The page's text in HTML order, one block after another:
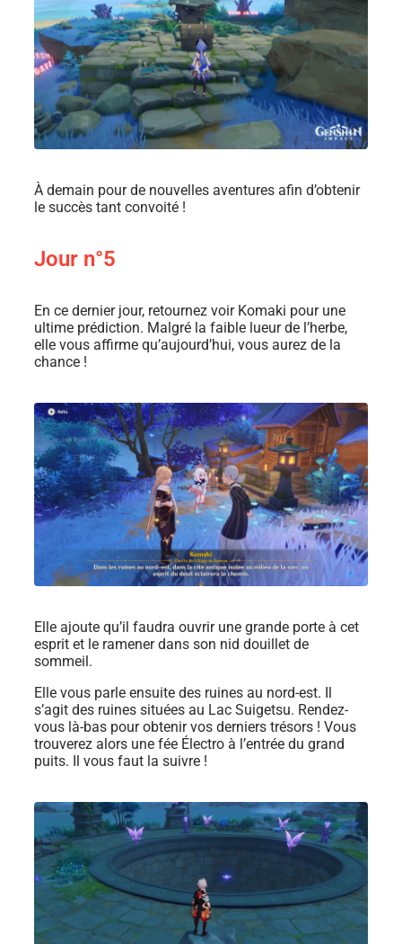
À demain pour de nouvelles aventures afin d’obtenir
le succès tant convoité !
Jour n°5
En ce dernier jour, retournez voir Komaki pour une
ultime prédiction. Malgré la faible lueur de l’herbe,
elle vous affirme qu’aujourd’hui, vous aurez de la
chance !
Elle ajoute qu’il faudra ouvrir une grande porte à cet
esprit et le ramener dans son nid douillet de
sommeil.
Elle vous parle ensuite des ruines au nord-est. Il
s’agit des ruines situées au Lac Suigetsu. Rendez-
vous là-bas pour obtenir vos derniers trésors ! Vous
trouverez alors une fée Électro à l’entrée du grand
puits. Il vous faut la suivre !